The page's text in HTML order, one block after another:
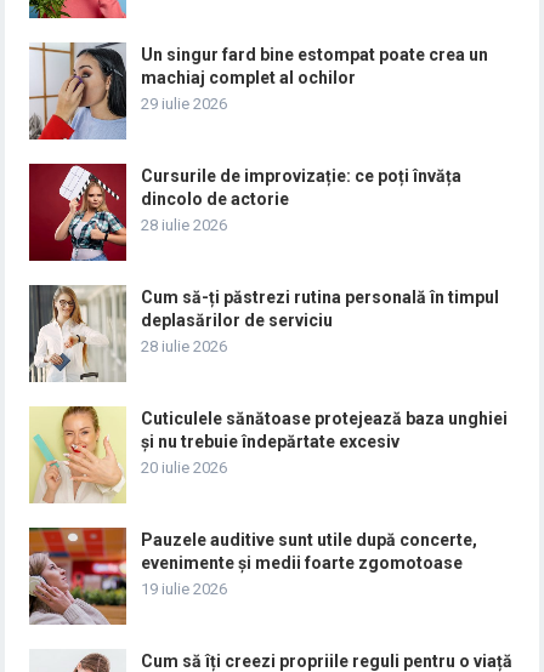
Un singur fard bine estompat poate crea un
machiaj complet al ochilor
29 iulie 2026
Cursurile de improvizație: ce poți învăța
dincolo de actorie
28 iulie 2026
Cum să-ți păstrezi rutina personală în timpul
deplasărilor de serviciu
28 iulie 2026
Cuticulele sănătoase protejează baza unghiei
și nu trebuie îndepărtate excesiv
20 iulie 2026
Pauzele auditive sunt utile după concerte,
evenimente și medii foarte zgomotoase
19 iulie 2026
Cum să îți creezi propriile reguli pentru o viață